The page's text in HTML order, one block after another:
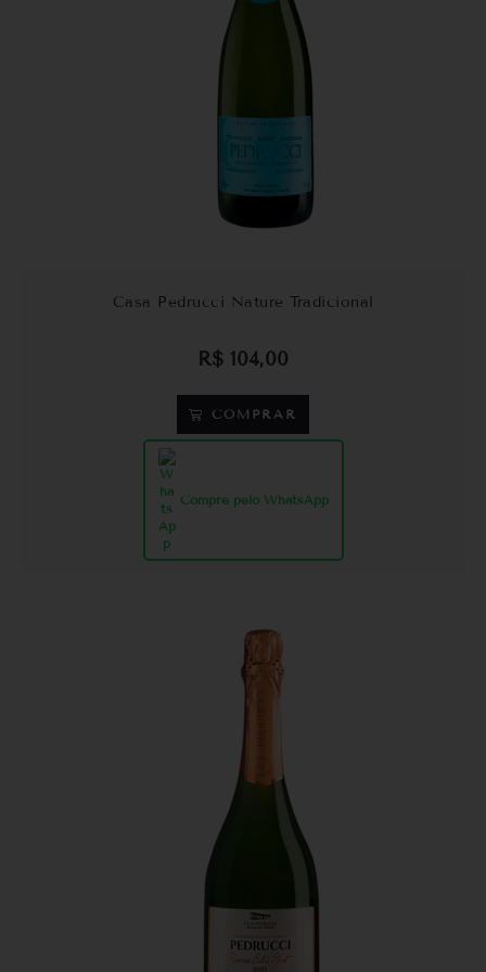
Casa Pedrucci Nature Tradicional
R$ 104,00
COMPRAR
Compre pelo WhatsApp